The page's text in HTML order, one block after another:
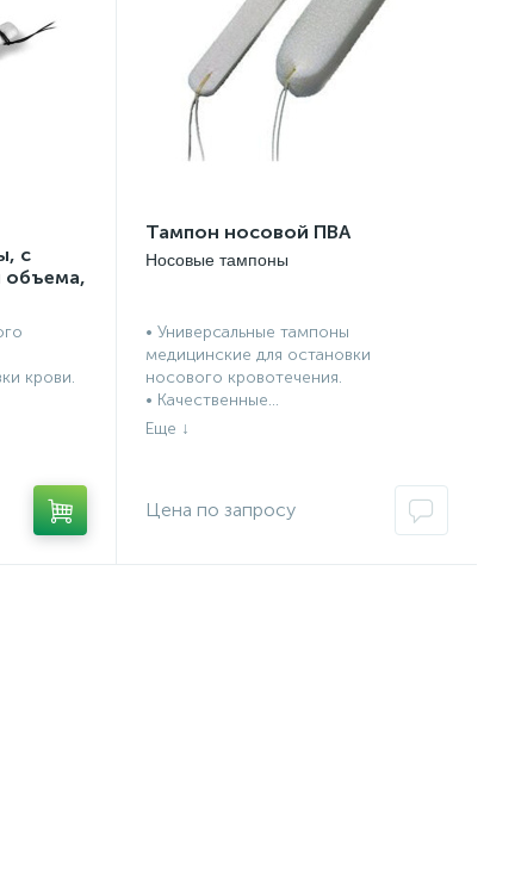
с
объема,
с
крови.
Тампон носовой ПВА
Носовые тампоны
• Универсальные тампоны
медицинские для остановки
носового кровотечения.
• Качественные...